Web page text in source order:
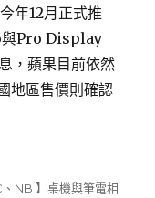
年12月正式推
與Pro Display
，蘋果目前依然
地區售價則確認
、NB 】桌機與筆電相